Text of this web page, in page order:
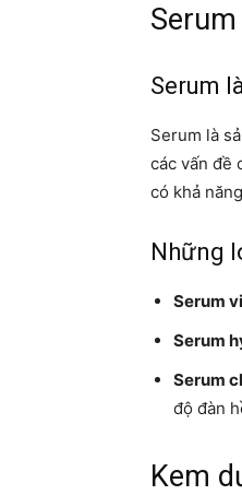
Serum
Serum là
các vấn đề
có khả
Những
Serum
Serum
Serum
độ đàn
Kem